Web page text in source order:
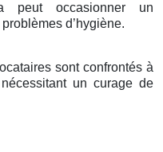
peut occasionner un
d’hygiène.
sont confrontés à
un curage de